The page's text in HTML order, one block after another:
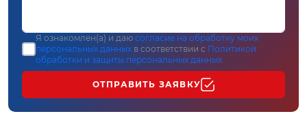
Я ознакомлен(а) и даю согласие на обработку моих
персональных данных в соответствии с Политикой
обработки и защиты персональных данных
ОТПРАВИТЬ ЗАЯВКУ